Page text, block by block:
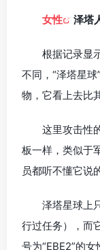
女性 泽塔
根据记录显
不同，“泽塔星
物，它看上去比
这里攻击性
板一样，类似于
员都听不懂它说
泽塔星球上
行过任务），而
号为“EBE2”的